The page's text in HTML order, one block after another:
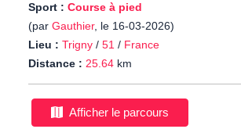
Sport : Course à pied
(par Gauthier, le 16-03-2026)
Lieu : Trigny / 51 / France
Distance : 25.64 km
Afficher le parcours